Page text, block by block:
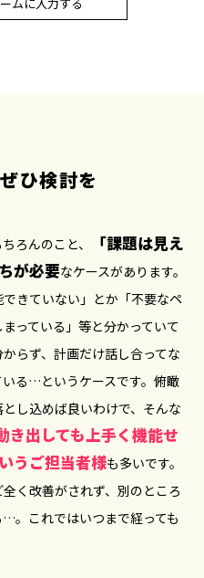
ひ検討を
ろんのこと、
「課題は見え
が必要なケースがあります。
きていない」とか「不要なペ
っている」等と分かっていて
らず、計画だけ話し合ってな
る…というケースです。俯瞰
し込めば良いわけで、そんな
き出しても上手く機能せ
うご担当者様も多いです。
く改善がされず、別のところ
。これではいつまで経っても